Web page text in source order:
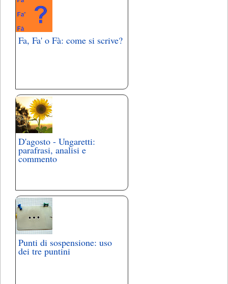
Fa, Fa' o Fà: come si scrive?
D'agosto - Ungaretti:
parafrasi, analisi e
commento
Punti di sospensione: uso
dei tre puntini